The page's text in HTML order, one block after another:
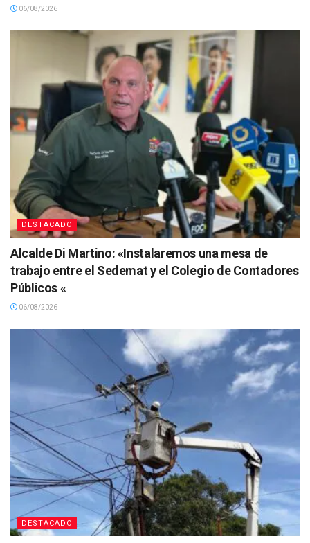
06/08/2026
DESTACADO
Alcalde Di Martino: «Instalaremos una mesa de
trabajo entre el Sedemat y el Colegio de Contadores
Públicos «
06/08/2026
DESTACADO